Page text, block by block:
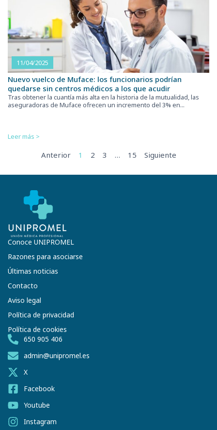
11/04/2025
Nuevo vuelco de Muface: los funcionarios podrían
quedarse sin centros médicos a los que acudir
Tras obtener la cuantía más alta en la historia de la mutualidad, las
aseguradoras de Muface ofrecen un incremento del 3% en...
Leer más >
Anterior 1 2 3 … 15 Siguiente
Conoce UNIPROMEL
Razones para asociarse
Últimas noticias
Contacto
Aviso legal
Política de privacidad
Política de cookies
650 905 406
admin@unipromel.es
X
Facebook
Youtube
Instagram